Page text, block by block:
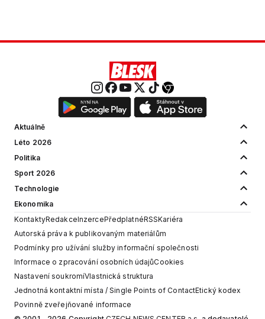
Aktuálně
Léto 2026
Politika
Sport 2026
Technologie
Ekonomika
KontaktyRedakceInzercePředplatnéRSSKariéra
Autorská práva k publikovaným materiálům
Podmínky pro užívání služby informační společnosti
Informace o zpracování osobních údajůCookies
Nastavení soukromíVlastnická struktura
Jednotná kontaktní místa / Single Points of ContactEtický kodex
Povinně zveřejňované informace